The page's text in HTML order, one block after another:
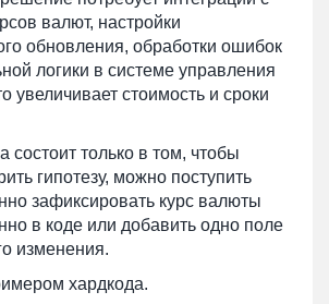
валют, настройки
обновления, обработки ошибок
логики в системе управления
увеличивает стоимость и сроки
состоит только в том, чтобы
гипотезу, можно поступить
зафиксировать курс валюты
в коде или добавить одно поле
изменения.
хардкода.